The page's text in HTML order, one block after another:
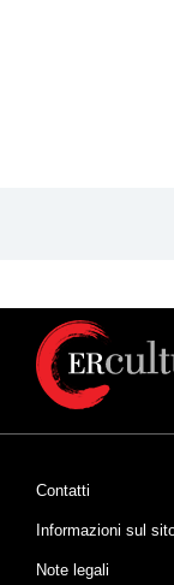
Contatti
Informazioni sul
Note legali